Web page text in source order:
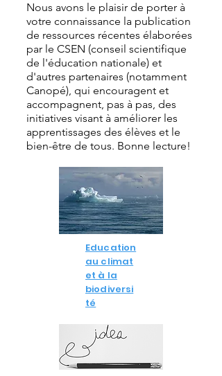
Nous avons le plaisir de porter à
votre connaissance la publication
de ressources récentes élaborées
par le CSEN (conseil scientifique
de l'éducation nationale) et
d'autres partenaires (notamment
Canopé), qui encouragent et
accompagnent, pas à pas, des
initiatives visant à améliorer les
apprentissages des élèves et le
bien-être de tous. Bonne lecture!
Education
au climat
et à la
biodiversi
té